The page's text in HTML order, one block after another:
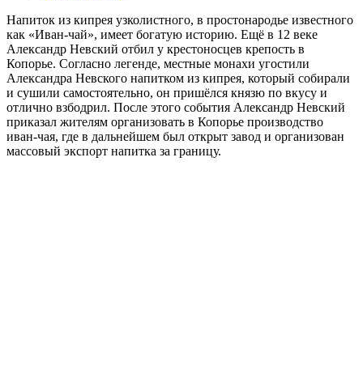
Напиток из кипрея узколистного, в простонародье известного
как «Иван-чай», имеет богатую историю. Ещё в 12 веке
Александр Невский отбил у крестоносцев крепость в
Копорье. Согласно легенде, местные монахи угостили
Александра Невского напитком из кипрея, который собирали
и сушили самостоятельно, он пришёлся князю по вкусу и
отлично взбодрил. После этого события Александр Невский
приказал жителям организовать в Копорье производство
иван-чая, где в дальнейшем был открыт завод и организован
массовый экспорт напитка за границу.